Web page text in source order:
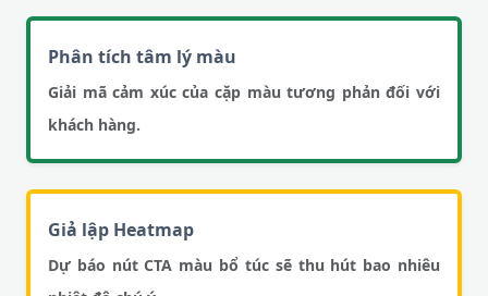
Phân tích tâm lý màu
Giải mã cảm xúc của cặp màu tương phản đối với
khách hàng.
Giả lập Heatmap
Dự báo nút CTA màu bổ túc sẽ thu hút bao nhiêu